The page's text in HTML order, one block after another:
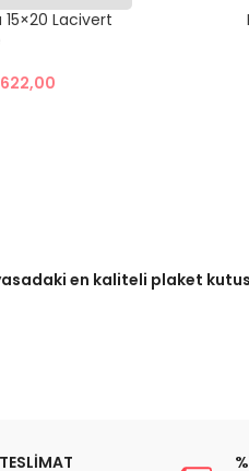
15×20 Lacivert
622,00
en kaliteli plaket